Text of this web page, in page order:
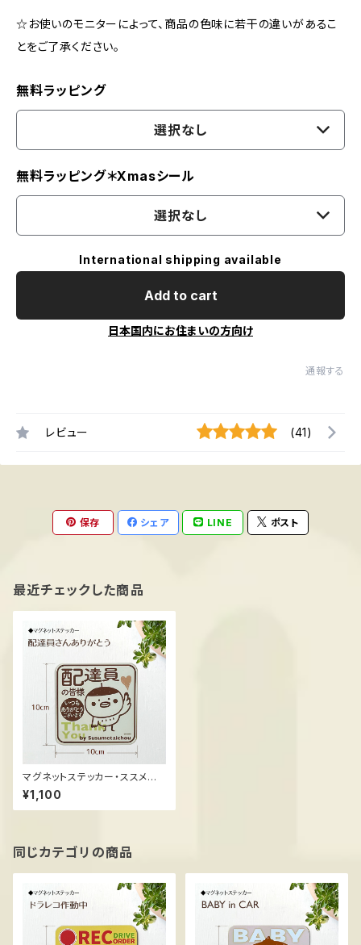
☆お使いのモニターによって、商品の色味に若干の違いがあるこ
とをご了承ください。
無料ラッピング
選択なし
無料ラッピング＊Xmasシール
選択なし
International shipping available
Add to cart
日本国内にお住まいの方向け
通報する
レビュー (41)
保存 シェア LINE ポスト
最近チェックした商品
マグネットステッカー・ススメ隊
長 ＊配達員さんありがとう
¥1,100
同じカテゴリの商品